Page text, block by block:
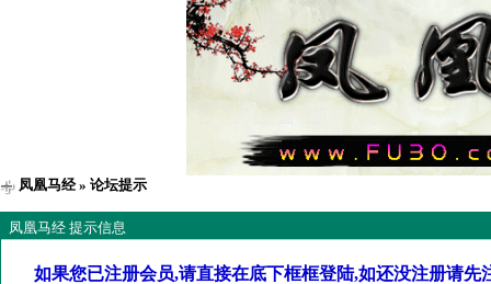
凤凰马经» 论坛提示
凤凰马经 提示信息
如果您已注册会员,请直接在底下框框登陆,如还没注册请先